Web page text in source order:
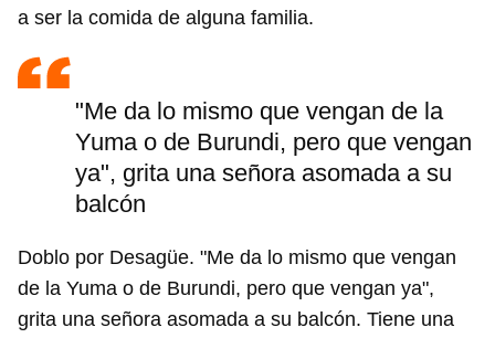
a ser la comida de alguna familia.
"Me da lo mismo que vengan de la
Yuma o de Burundi, pero que vengan
ya", grita una señora asomada a su
balcón
Doblo por Desagüe. "Me da lo mismo que vengan
de la Yuma o de Burundi, pero que vengan ya",
grita una señora asomada a su balcón. Tiene una